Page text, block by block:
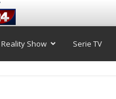
Reality Show Serie TV